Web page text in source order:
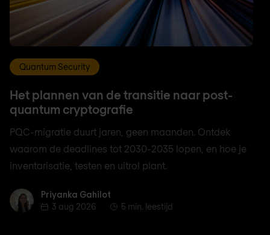
Quantum Security
Het plannen van de transitie naar post-
quantum cryptografie
PQC-migratie duurt jaren, geen maanden. Ontdek
waarom de deadlines tot 2030-2035 lopen, en hoe je
inventarisatie, testen en uitrol plant.
Priyanka Gahilot
Priyanka Gahilot
3 aug 2026
5 min. leestijd